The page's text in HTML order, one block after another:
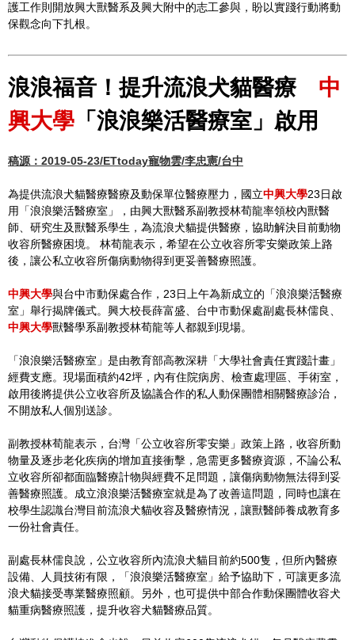
護工作則開放興大獸醫系及興大附中的志工參與，盼以實踐行動將動
保觀念向下扎根。
浪浪福音！提升流浪犬貓醫療 中
興大學 「浪浪樂活醫療室」啟用
稿源：2019-05-23/ETtoday寵物雲/李忠憲/台中
為提供流浪犬貓醫療醫療及動保單位醫療壓力，國立中興大學23日啟
用「浪浪樂活醫療室」，由興大獸醫系副教授林荀龍率領校內獸醫
師、研究生及獸醫系學生，為流浪犬貓提供醫療，協助解決目前動物
收容所醫療困境。 林荀龍表示，希望在公立收容所零安樂政策上路
後，讓公私立收容所傷病動物得到更妥善醫療照護。
中興大學與台中市動保處合作，23日上午為新成立的「浪浪樂活醫療
室」舉行揭牌儀式。興大校長薛富盛、台中市動保處副處長林儒良、
中興大學獸醫學系副教授林荀龍等人都親到現場。
「浪浪樂活醫療室」是由教育部高教深耕「大學社會責任實踐計畫」
經費支應。現場面積約42坪，內有住院病房、檢查處理區、手術室，
啟用後將提供公立收容所及協議合作的私人動保團體相關醫療診治，
不開放私人個別送診。
副教授林荀龍表示，台灣「公立收容所零安樂」政策上路，收容所動
物量及逐步老化疾病的增加直接衝擊，急需更多醫療資源，不論公私
立收容所卻都面臨醫療計物與經費不足問題，讓傷病動物無法得到妥
善醫療照護。成立浪浪樂活醫療室就是為了改善這問題，同時也讓在
校學生認識台灣目前流浪犬貓收容及醫療情況，讓獸醫師養成教育多
一份社會責任。
副處長林儒良說，公立收容所內流浪犬貓目前約500隻，但所內醫療
設備、人員技術有限，「浪浪樂活醫療室」給予協助下，可讓更多流
浪犬貓接受專業醫療照顧。另外，也可提供中部合作動保團體收容犬
貓重病醫療照護，提升收容犬貓醫療品質。